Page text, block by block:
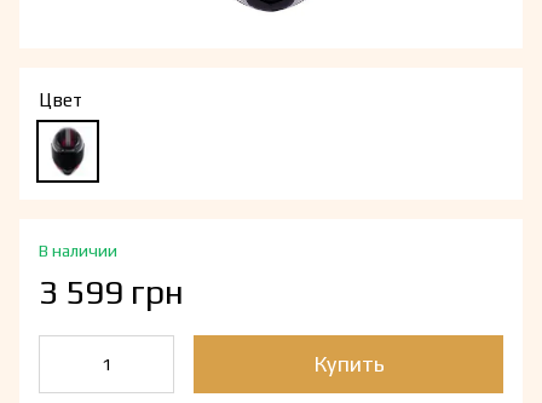
Цвет
В наличии
3 599 грн
Купить